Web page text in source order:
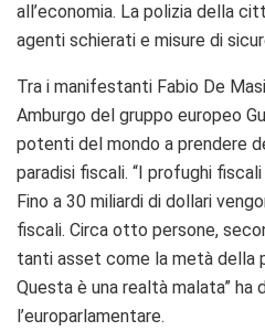
all’economia. La polizia della
agenti schierati e misure di
Tra i manifestanti Fabio De
Amburgo del gruppo europeo
potenti del mondo a prendere
paradisi fiscali. “I profughi
Fino a 30 miliardi di dollari
fiscali. Circa otto persone,
tanti asset come la metà della
Questa è una realtà malata” ha
l’europarlamentare.